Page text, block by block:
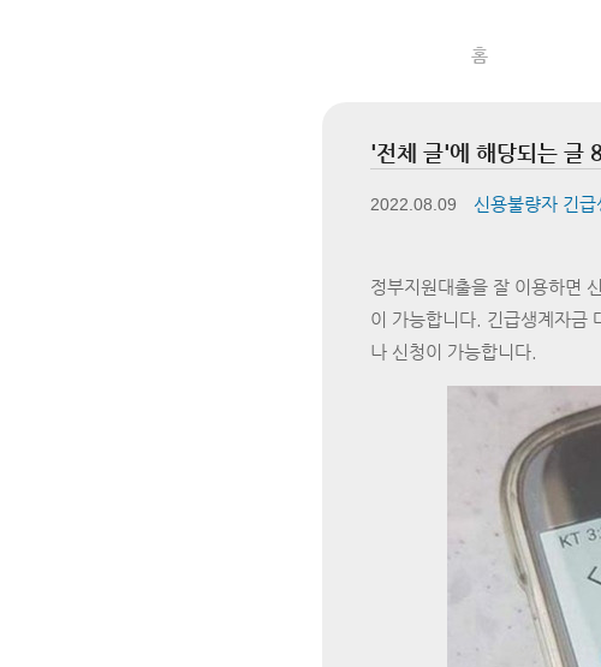
홈
'전체 글'에 해당되는 글
2022.08.09 신용불량자 긴급
정부지원대출을 잘 이용하면
이 가능합니다. 긴급생계자금
나 신청이 가능합니다.